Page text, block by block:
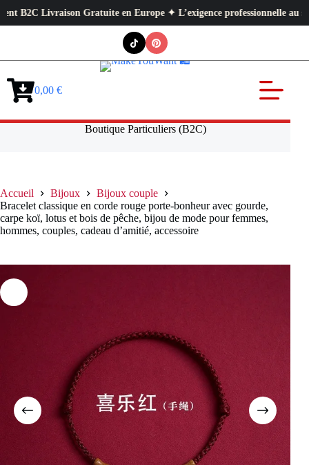
Livraison Gratuite en Europe ✦ L’exigence professionnelle au service
Panier0,00 €
Boutique Particuliers (B2C)
Accueil Bijoux
Bijoux couple
Bracelet classique en corde rouge porte-bonheur avec gourde,
carpe koï, lotus et bois de pêche, bijou de mode pour femmes,
hommes, couples, cadeau d’amitié, accessoire